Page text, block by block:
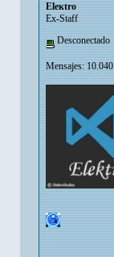
Eleкtro
Ex-Staff
Desconectado
Mensajes: 10.040